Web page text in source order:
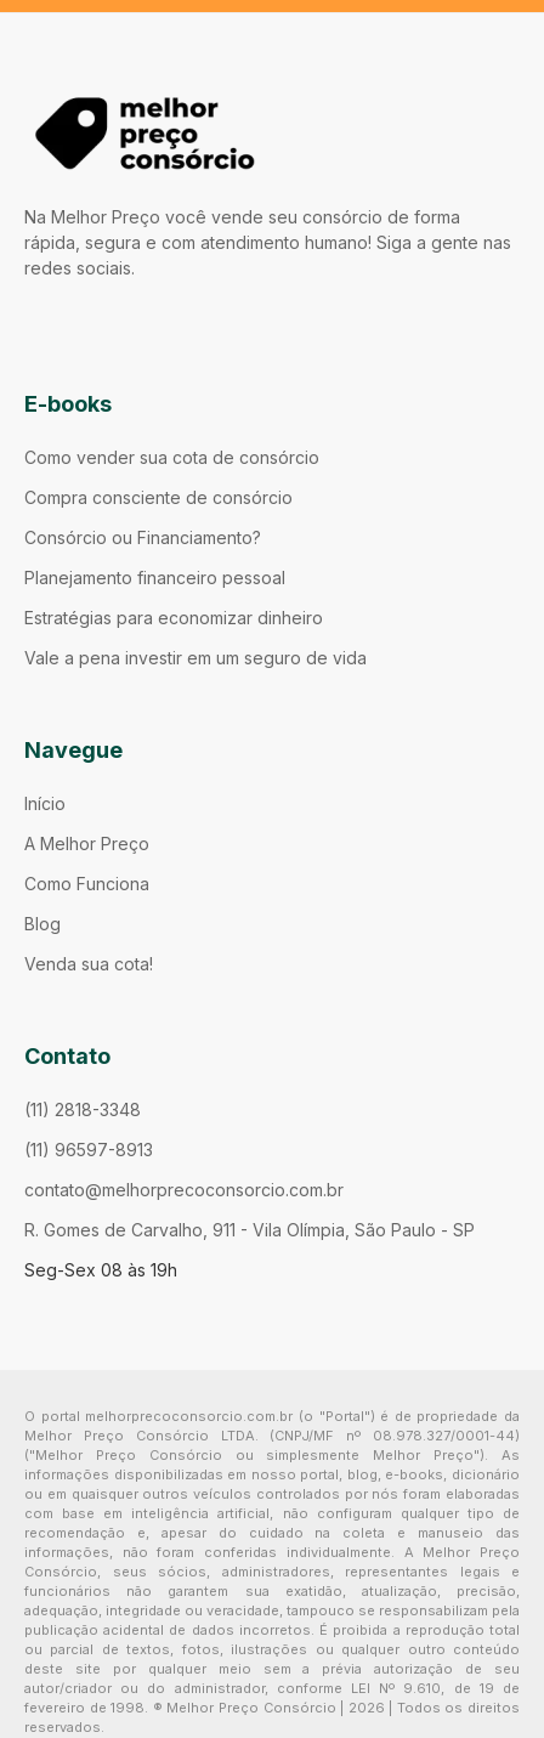
Na Melhor Preço você vende seu consórcio de forma
rápida, segura e com atendimento humano! Siga a gente nas
redes sociais.
E-books
Como vender sua cota de consórcio
Compra consciente de consórcio
Consórcio ou Financiamento?
Planejamento financeiro pessoal
Estratégias para economizar dinheiro
Vale a pena investir em um seguro de vida
Navegue
Início
A Melhor Preço
Como Funciona
Blog
Venda sua cota!
Contato
(11) 2818-3348
(11) 96597-8913
contato@melhorprecoconsorcio.com.br
R. Gomes de Carvalho, 911 - Vila Olímpia, São Paulo - SP
Seg-Sex 08 às 19h
O portal melhorprecoconsorcio.com.br (o "Portal") é de propriedade da
Melhor Preço Consórcio LTDA. (CNPJ/MF nº 08.978.327/0001-44)
("Melhor Preço Consórcio ou simplesmente Melhor Preço"). As
informações disponibilizadas em nosso portal, blog, e-books, dicionário
ou em quaisquer outros veículos controlados por nós foram elaboradas
com base em inteligência artificial, não configuram qualquer tipo de
recomendação e, apesar do cuidado na coleta e manuseio das
informações, não foram conferidas individualmente. A Melhor Preço
Consórcio, seus sócios, administradores, representantes legais e
funcionários não garantem sua exatidão, atualização, precisão,
adequação, integridade ou veracidade, tampouco se responsabilizam pela
publicação acidental de dados incorretos. É proibida a reprodução total
ou parcial de textos, fotos, ilustrações ou qualquer outro conteúdo
deste site por qualquer meio sem a prévia autorização de seu
autor/criador ou do administrador, conforme LEI Nº 9.610, de 19 de
fevereiro de 1998. ® Melhor Preço Consórcio | 2026 | Todos os direitos
reservados.